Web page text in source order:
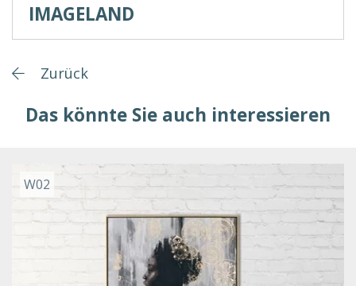
IMAGELAND
Zurück
Das könnte Sie auch interessieren
W02